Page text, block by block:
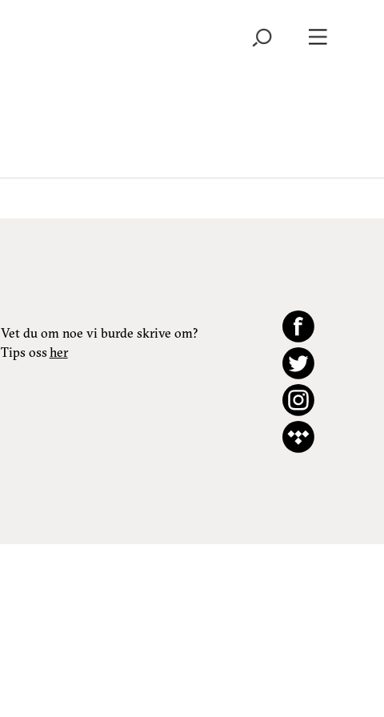
Vet du om noe vi burde skrive om?
Tips ossher